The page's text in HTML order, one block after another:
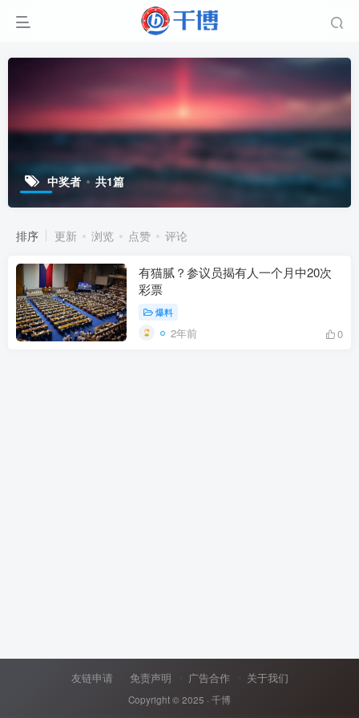
中奖者 共1篇
排序 更新 浏览 点赞 评论
有猫腻？参议员揭有人一个月中20次
彩票
爆料
2年前 0
友链申请 免责声明 广告合作 关于我们
Copyright © 2025 · 千博